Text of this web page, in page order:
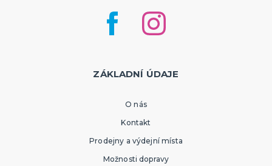
ZÁKLADNÍ ÚDAJE
O nás
Kontakt
Prodejny a výdejní místa
Možnosti dopravy